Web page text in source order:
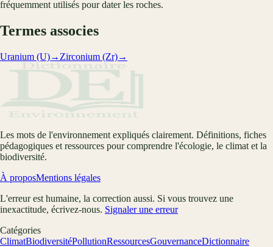
fréquemment utilisés pour dater les roches.
Termes associes
Uranium (U)→ Zirconium (Zr)→
Les mots de l'environnement expliqués clairement. Définitions, fiches
pédagogiques et ressources pour comprendre l'écologie, le climat et la
biodiversité.
À proposMentions légales
L'erreur est humaine, la correction aussi. Si vous trouvez une
inexactitude, écrivez-nous. Signaler une erreur
Catégories
ClimatBiodiversitéPollutionRessourcesGouvernanceDictionnaire